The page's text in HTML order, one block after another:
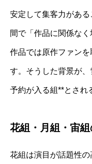
安定して集客力があ
間で「作品に関係な
作品では原作ファン
す。そうした背景が
予約が入る組**とされ
花組・月組・宙
花組は演目が話題性